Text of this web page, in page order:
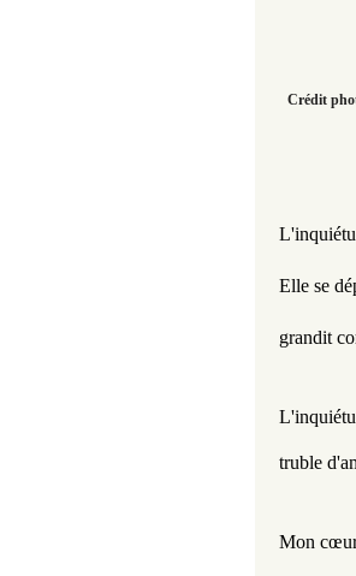
Crédit
Elle se
grandit
truble
Mon